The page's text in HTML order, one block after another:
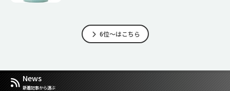
6位～はこちら
News
新着記事から選ぶ